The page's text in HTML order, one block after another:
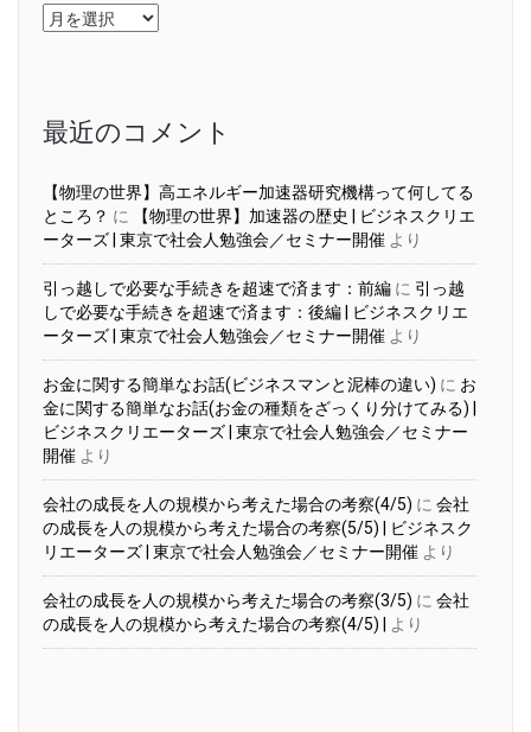
ア
ー
最近のコメント
【物理の世界】高エネルギー加速器研究機構って何してる
ところ？ に
【物理の世界】加速器の歴史 | ビジネスクリエ
ーターズ | 東京で社会人勉強会／セミナー開催 より
引っ越しで必要な手続きを超速で済ます：前編 に 引っ越
しで必要な手続きを超速で済ます：後編 | ビジネスクリエ
ーターズ | 東京で社会人勉強会／セミナー開催 より
お金に関する簡単なお話(ビジネスマンと泥棒の違い) に お
金に関する簡単なお話(お金の種類をざっくり分けてみる) |
ビジネスクリエーターズ | 東京で社会人勉強会／セミナー
開催 より
会社の成長を人の規模から考えた場合の考察(4/5) に 会社
の成長を人の規模から考えた場合の考察(5/5) | ビジネスク
リエーターズ | 東京で社会人勉強会／セミナー開催 より
会社の成長を人の規模から考えた場合の考察(3/5) に 会社
の成長を人の規模から考えた場合の考察(4/5) |
より